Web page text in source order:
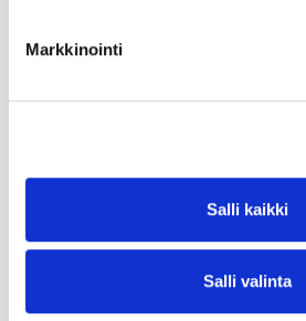
Markkinointi
Salli kaikki
Salli valinta